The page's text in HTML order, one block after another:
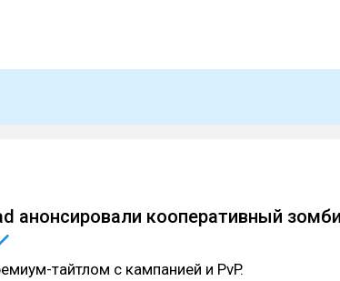
анонсировали кооперативный
тайтлом с кампанией и PvP.